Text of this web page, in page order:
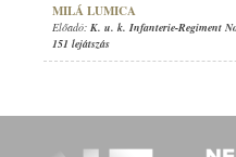
MILÁ LUMICA
Előadó: K. u. k. Infanterie-Regiment
151 lejátszás